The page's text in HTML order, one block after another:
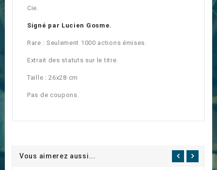
Cie.
Signé par Lucien Gosme.
Rare : Seulement 1000 actions émises.
Extrait des statuts sur le titre.
Taille : 26x28 cm
Pas de coupons.
Vous aimerez aussi...